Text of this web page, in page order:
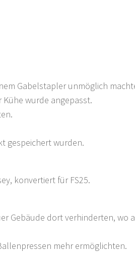
Gabelstapler unmöglich
wurde angepasst.
gespeichert wurden.
konvertiert für FS25.
Gebäude dort verhinderten, wo
mehr ermöglichten.